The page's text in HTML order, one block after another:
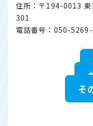
住所：〒194-0013
301
電話番号：050-
そ